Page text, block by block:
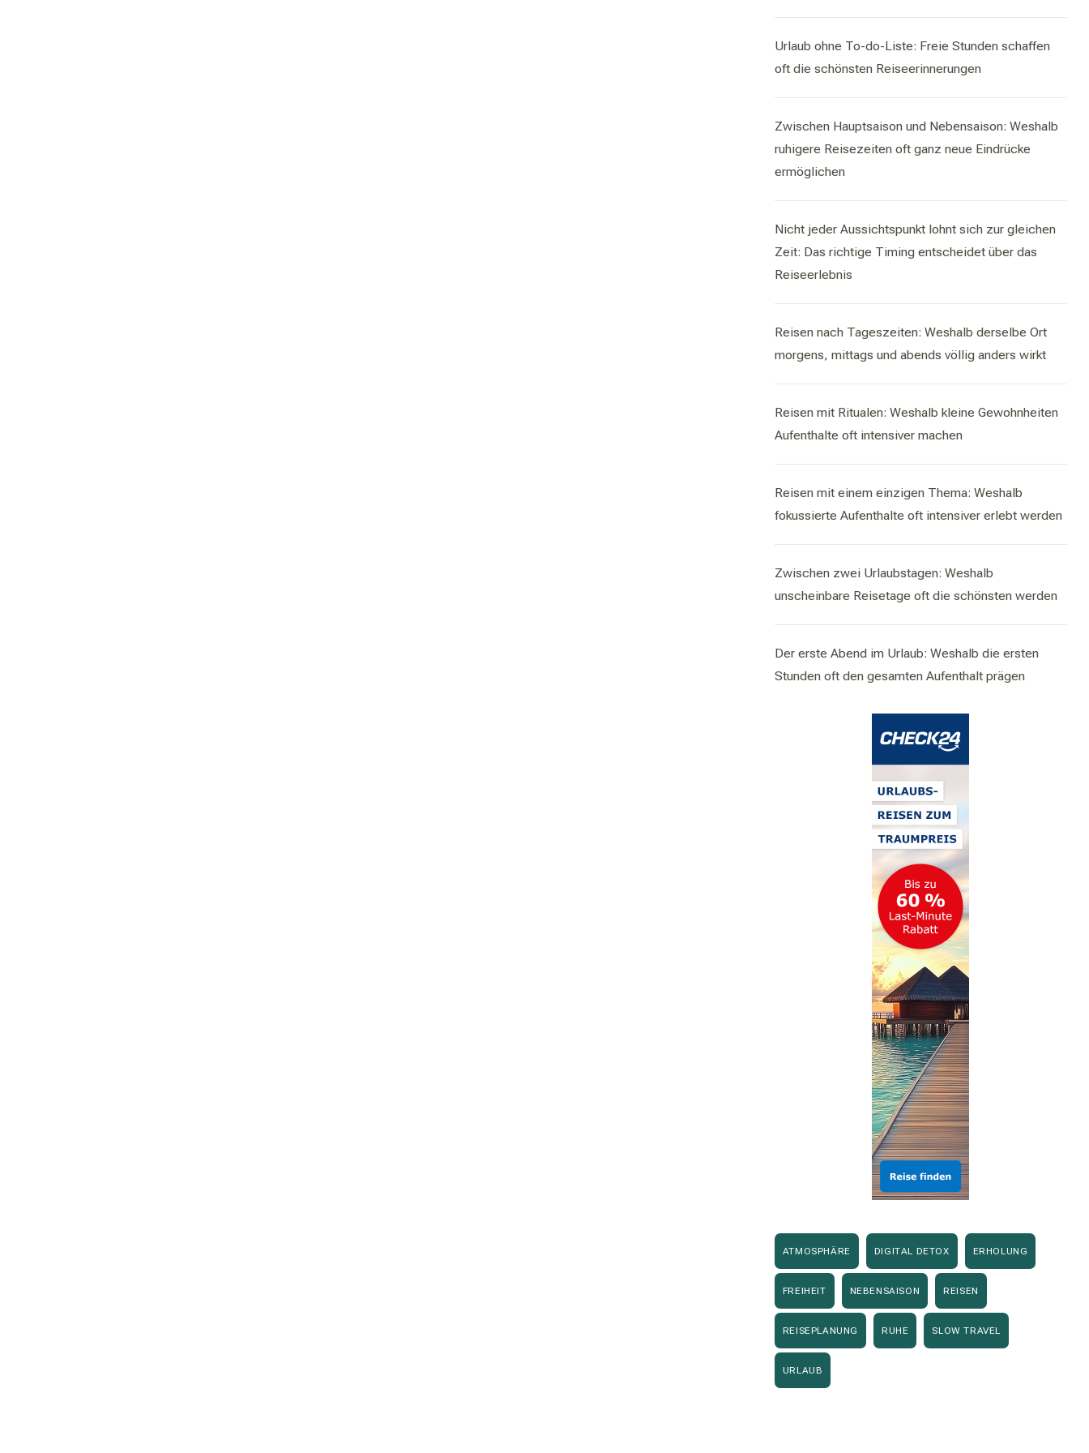
Urlaub ohne To-do-Liste: Freie Stunden schaffen
oft die schönsten Reiseerinnerungen
Zwischen Hauptsaison und Nebensaison: Weshalb
ruhigere Reisezeiten oft ganz neue Eindrücke
ermöglichen
Nicht jeder Aussichtspunkt lohnt sich zur gleichen
Zeit: Das richtige Timing entscheidet über das
Reiseerlebnis
Reisen nach Tageszeiten: Weshalb derselbe Ort
morgens, mittags und abends völlig anders wirkt
Reisen mit Ritualen: Weshalb kleine Gewohnheiten
Aufenthalte oft intensiver machen
Reisen mit einem einzigen Thema: Weshalb
fokussierte Aufenthalte oft intensiver erlebt werden
Zwischen zwei Urlaubstagen: Weshalb
unscheinbare Reisetage oft die schönsten werden
Der erste Abend im Urlaub: Weshalb die ersten
Stunden oft den gesamten Aufenthalt prägen
ATMOSPHÄRE DIGITAL DETOX ERHOLUNG
FREIHEIT NEBENSAISON REISEN
REISEPLANUNG RUHE SLOW TRAVEL
URLAUB